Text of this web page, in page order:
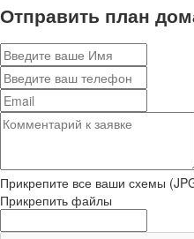
Отправить план
Прикрепите все ваши схемы
Прикрепить файлы